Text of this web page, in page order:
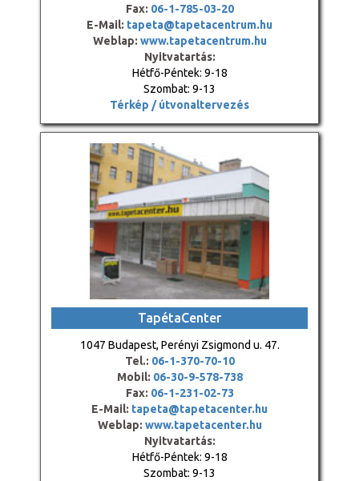
Fax: 06-1-785-03-20
E-Mail: tapeta@tapetacentrum.hu
Weblap: www.tapetacentrum.hu
Nyitvatartás:
Hétfő-Péntek: 9-18
Szombat: 9-13
Térkép / útvonaltervezés
TapétaCenter
1047 Budapest, Perényi Zsigmond u. 47.
Tel.: 06-1-370-70-10
Mobil: 06-30-9-578-738
Fax: 06-1-231-02-73
E-Mail: tapeta@tapetacenter.hu
Weblap: www.tapetacenter.hu
Nyitvatartás:
Hétfő-Péntek: 9-18
Szombat: 9-13